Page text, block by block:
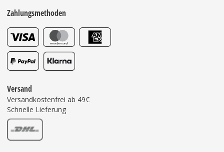
Zahlungsmethoden
Versand
Versandkostenfrei ab 49€
Schnelle Lieferung